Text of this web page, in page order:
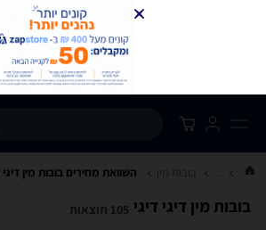
בובות מין השוואת מחירים בובות מין ‏דיגי
בובות מין ‏דיגי דיגי 105 תוצאות